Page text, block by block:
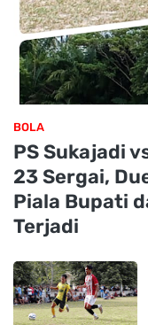
BOLA
PS Sukajadi
23 Sergai,
Piala Bupati
Terjadi